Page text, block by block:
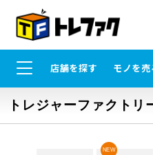
店舗を探す モノを売
トレジャーファクトリ
NEW